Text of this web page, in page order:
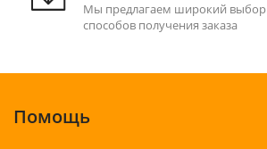
Мы предлагаем широкий выбор
способов получения заказа
Помощь